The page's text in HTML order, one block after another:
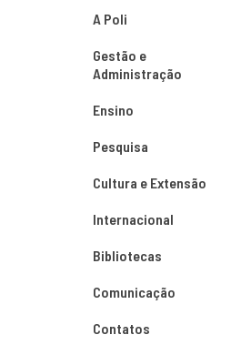
A Poli
Gestão e
Administração
Ensino
Pesquisa
Cultura e Extensão
Internacional
Bibliotecas
Comunicação
Contatos